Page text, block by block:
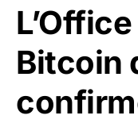
Bitcoin